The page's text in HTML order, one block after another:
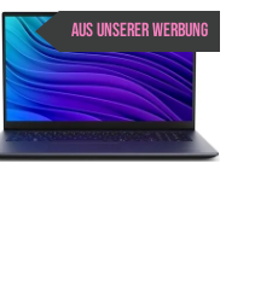
AUS UNSERER WERBUNG